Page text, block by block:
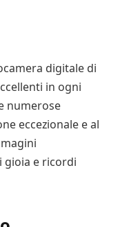
digitale di
in ogni
numerose
eccezionale e al
gioia e ricordi